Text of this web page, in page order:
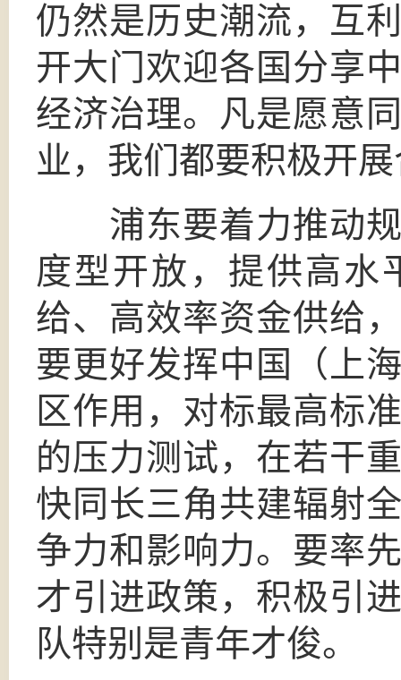
仍然是历史潮流，互
开大门欢迎各国分享
经济治理。凡是愿意
业，我们都要积极开
浦东要着力推动规
度型开放，提供高水
给、高效率资金供给
要更好发挥中国（上
区作用，对标最高标
的压力测试，在若干
快同长三角共建辐射
争力和影响力。要率
才引进政策，积极引
队特别是青年才俊。